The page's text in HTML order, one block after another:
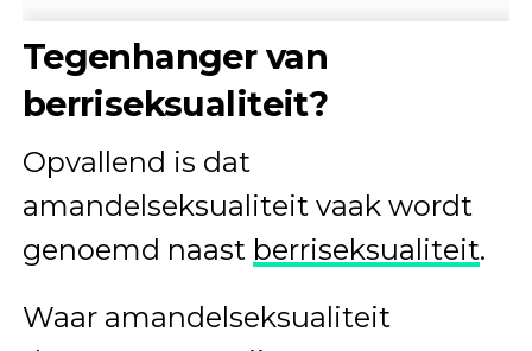
Tegenhanger van
berriseksualiteit?
Opvallend is dat
amandelseksualiteit vaak wordt
genoemd naast berriseksualiteit.
Waar amandelseksualiteit